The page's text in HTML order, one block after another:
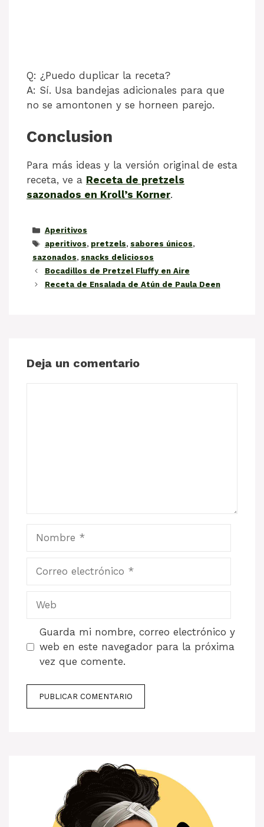
Q: ¿Puedo duplicar la receta?
A: Sí. Usa bandejas adicionales para que
no se amontonen y se horneen parejo.
Conclusion
Para más ideas y la versión original de esta
receta, ve a Receta de pretzels
sazonados en Kroll’s Korner.
Categorías
Aperitivos
Etiquetas
aperitivos, pretzels, sabores únicos,
sazonados, snacks deliciosos
Bocadillos de Pretzel Fluffy en Aire
Receta de Ensalada de Atún de Paula Deen
Deja un comentario
Nombre
Guarda mi nombre, correo electrónico y
web en este navegador para la próxima
vez que comente.